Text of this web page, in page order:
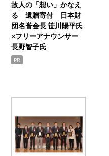
故人の「想い」かなえ
る 遺贈寄付 日本財
団名誉会長 笹川陽平氏
×フリーアナウンサー
長野智子氏
PR